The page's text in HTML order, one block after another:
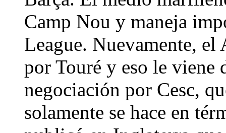
Camp Nou y maneja
League. Nuevamente, el
por Touré y eso le viene
negociación por Cesc,
solamente se hace en